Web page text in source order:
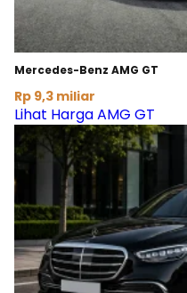
Mercedes-Benz AMG GT
Rp 9,3 miliar
Lihat Harga AMG GT